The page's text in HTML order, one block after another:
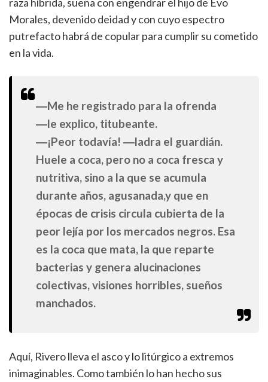
Morales, devenido deidad y con cuyo espectro
putrefacto habrá de copular para cumplir su cometido
en la vida.
―Me he registrado para la ofrenda
―le explico, titubeante.
―¡Peor todavía! ―ladra el guardián.
Huele a coca, pero no a coca fresca y
nutritiva, sino a la que se acumula
durante años, agusanada,y que en
épocas de crisis circula cubierta de la
peor lejía por los mercados negros. Esa
es la coca que mata, la que reparte
bacterias y genera alucinaciones
colectivas, visiones horribles, sueños
manchados.
Aquí, Rivero lleva el asco y lo litúrgico a extremos
inimaginables. Como también lo han hecho sus